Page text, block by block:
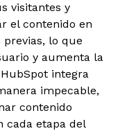
visitantes y
el contenido en
lo que
y aumenta la
integra
impecable,
contenido
cada etapa del